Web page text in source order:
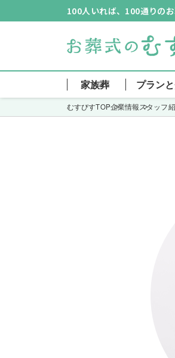
100人いれば、100通りの
家族葬 プラン
むすびすTOP企業情報スタッフ